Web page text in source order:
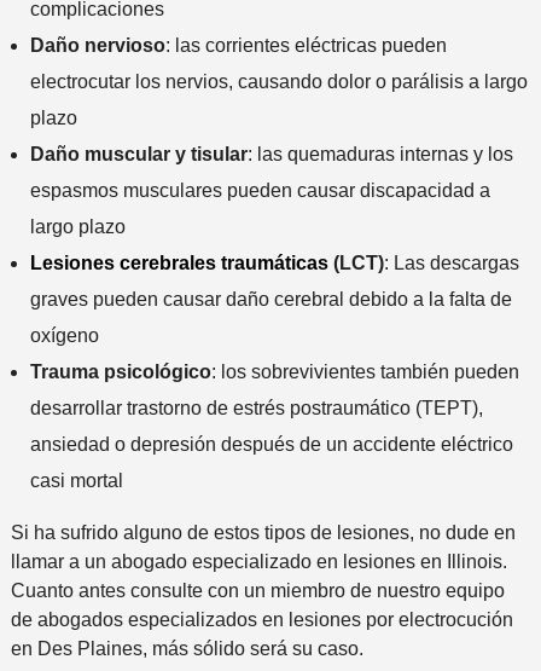
e
n
*
complicaciones
Daño nervioso: las corrientes eléctricas pueden
electrocutar los nervios, causando dolor o parálisis a largo
plazo
Daño muscular y tisular: las quemaduras internas y los
espasmos musculares pueden causar discapacidad a
largo plazo
Lesiones cerebrales traumáticas(LCT): Las descargas
graves pueden causar daño cerebral debido a la falta de
oxígeno
Trauma psicológico: los sobrevivientes también pueden
desarrollar trastorno de estrés postraumático (TEPT),
ansiedad o depresión después de un accidente eléctrico
casi mortal
Si ha sufrido alguno de estos tipos de lesiones, no dude en
llamar a un abogado especializado en lesiones en Illinois.
Cuanto antes consulte con un miembro de nuestro equipo
de abogados especializados en lesiones por electrocución
en Des Plaines, más sólido será su caso.